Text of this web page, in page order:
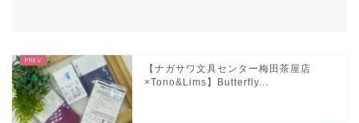
【ナガサワ文具センター梅田茶屋店
×Tono&Lims】Butterfly...